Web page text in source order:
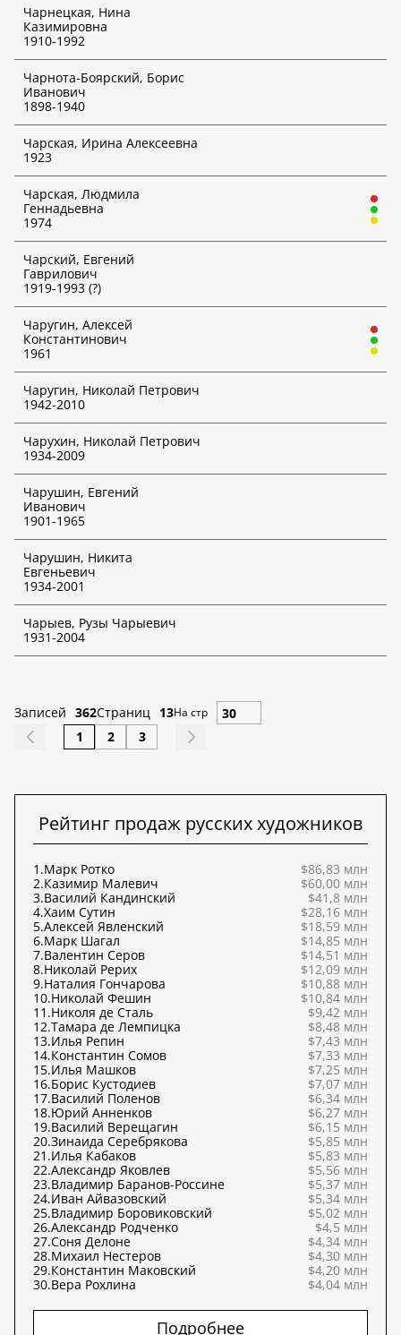
Чарнецкая, Нина
Казимировна
1910-1992
Чарнота-Боярский, Борис
Иванович
1898-1940
Чарская, Ирина Алексеевна
1923
Чарская, Людмила
Геннадьевна
1974
Чарский, Евгений
Гаврилович
1919-1993 (?)
Чаругин, Алексей
Константинович
1961
Чаругин, Николай Петрович
1942-2010
Чарухин, Николай Петрович
1934-2009
Чарушин, Евгений
Иванович
1901-1965
Чарушин, Никита
Евгеньевич
1934-2001
Чарыев, Рузы Чарыевич
1931-2004
Записей 362Страниц 13На стр
1 2 3
Рейтинг продаж русских художников
1.Марк Ротко
$86,83 млн
2.Казимир Малевич
$60,00 млн
3.Василий Кандинский
$41,8 млн
4.Хаим Сутин
$28,16 млн
5.Алексей Явленский
$18,59 млн
6.Марк Шагал
$14,85 млн
7.Валентин Серов
$14,51 млн
8.Николай Рерих
$12,09 млн
9.Наталия Гончарова
$10,88 млн
10.Николай Фешин
$10,84 млн
11.Николя де Сталь
$9,42 млн
12.Тамара де Лемпицка
$8,48 млн
13.Илья Репин
$7,43 млн
14.Константин Сомов
$7,33 млн
15.Илья Машков
$7,25 млн
16.Борис Кустодиев
$7,07 млн
17.Василий Поленов
$6,34 млн
18.Юрий Анненков
$6,27 млн
19.Василий Верещагин
$6,15 млн
20.Зинаида Серебрякова
$5,85 млн
21.Илья Кабаков
$5,83 млн
22.Александр Яковлев
$5,56 млн
23.Владимир Баранов-Россине
$5,37 млн
24.Иван Айвазовский
$5,34 млн
25.Владимир Боровиковский
$5,02 млн
26.Александр Родченко
$4,5 млн
27.Соня Делоне
$4,34 млн
28.Михаил Нестеров
$4,30 млн
29.Константин Маковский
$4,20 млн
30.Вера Рохлина $4,04 млн
Подробнее